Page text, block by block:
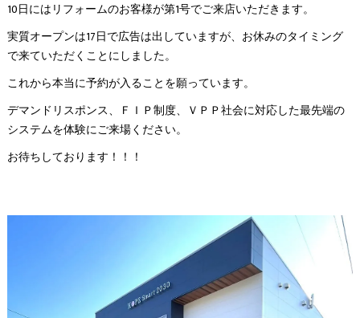
10日にはリフォームのお客様が第1号でご来店いただきます。
実質オープンは17日で広告は出していますが、お休みのタイミング
で来ていただくことにしました。
これから本当に予約が入ることを願っています。
デマンドリスポンス、ＦＩＰ制度、ＶＰＰ社会に対応した最先端の
システムを体験にご来場ください。
お待ちしております！！！